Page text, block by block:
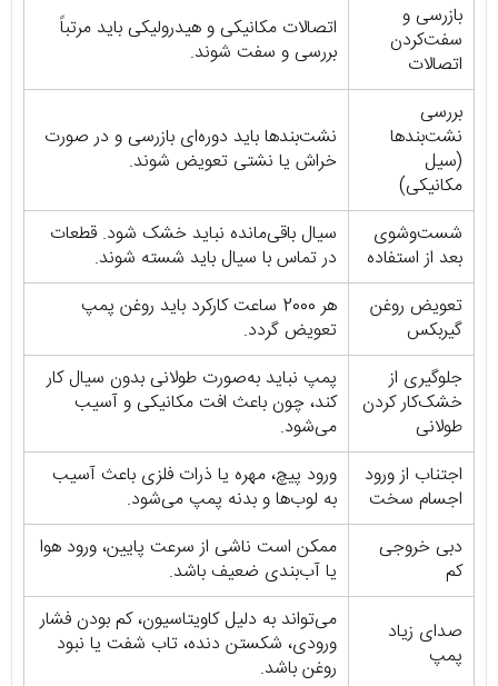
بازرسی و
سفت‌کردن
اتصالات
اتصالات مکانیکی و هیدرولیکی باید مرتباً
بررسی و سفت شوند.
بررسی
نشت‌بندها
(سیل
مکانیکی)
نشت‌بندها باید دوره‌ای بازرسی و در صورت
خراش یا نشتی تعویض شوند.
شست‌وشوی
بعد از استفاده
سیال باقی‌مانده نباید خشک شود. قطعات
در تماس با سیال باید شسته شوند.
تعویض روغن
گیربکس
هر 2000 ساعت کارکرد باید روغن پمپ
تعویض گردد.
جلوگیری از
خشک‌کار کردن
طولانی
پمپ نباید به‌صورت طولانی بدون سیال کار
کند، چون باعث افت مکانیکی و آسیب
می‌شود.
اجتناب از ورود
اجسام سخت
ورود پیچ، مهره یا ذرات فلزی باعث آسیب
به لوب‌ها و بدنه پمپ می‌شود.
دبی خروجی
کم
ممکن است ناشی از سرعت پایین، ورود هوا
یا آب‌بندی ضعیف باشد.
صدای زیاد
پمپ
می‌تواند به دلیل کاویتاسیون، کم بودن فشار
ورودی، شکستن دنده، تاب شفت یا نبود
روغن باشد.